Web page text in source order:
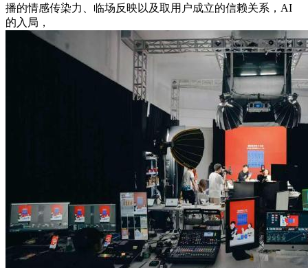
播的情感传染力、临场反映以及取用户成立的信赖关系，AI
的入局，